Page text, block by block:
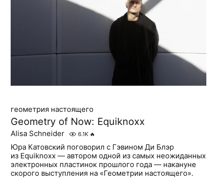
геометрия настоящего
Geometry of Now: Equiknoxx
Alisa Schneider 6.1K 🔥
Юра Катовский поговорил с Гэвином Ди Блэр
из Equiknoxx — автором одной из самых неожиданных
электронных пластинок прошлого года — накануне
скорого выступления на «Геометрии настоящего».